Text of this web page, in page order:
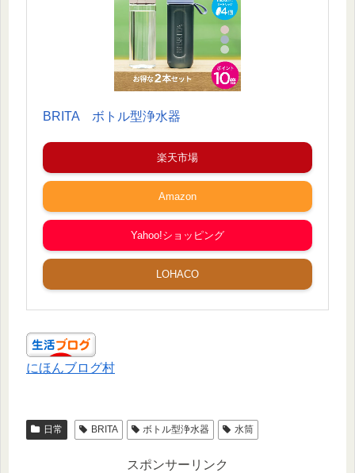
BRITA ボトル型浄水器
楽天市場
Amazon
Yahoo!ショッピング
LOHACO
にほんブログ村
日常 BRITA ボトル型浄水器 水筒
スポンサーリンク